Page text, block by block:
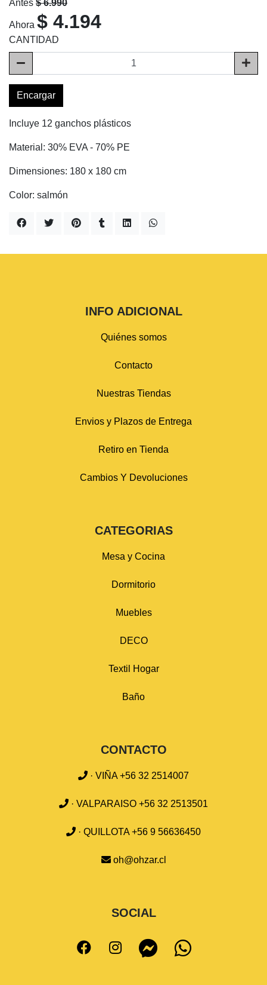
Antes $ 6.990
Ahora $ 4.194
CANTIDAD
Encargar
Incluye 12 ganchos plásticos
Material: 30% EVA - 70% PE
Dimensiones: 180 x 180 cm
Color: salmón
INFO ADICIONAL
Quiénes somos
Contacto
Nuestras Tiendas
Envios y Plazos de Entrega
Retiro en Tienda
Cambios Y Devoluciones
CATEGORIAS
Mesa y Cocina
Dormitorio
Muebles
DECO
Textil Hogar
Baño
CONTACTO
· VIÑA +56 32 2514007
· VALPARAISO +56 32 2513501
· QUILLOTA +56 9 56636450
oh@ohzar.cl
SOCIAL